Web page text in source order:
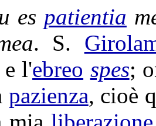
es patientia
. S.
e l'ebreo spes;
pazienza, cioè